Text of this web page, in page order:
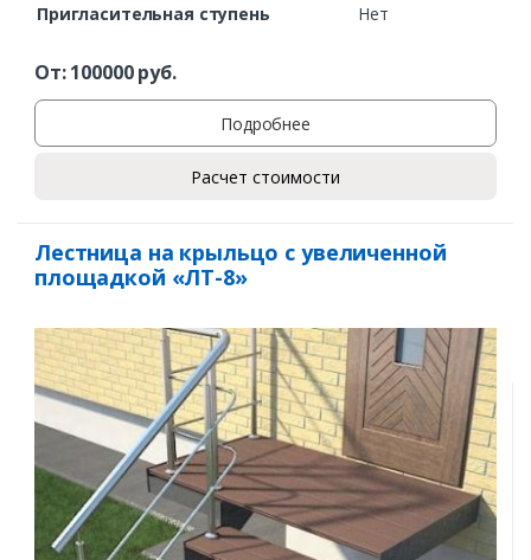
Пригласительная ступень
Нет
От:100000руб.
Подробнее
Расчет стоимости
Лестница на крыльцо с увеличенной
площадкой «ЛТ-8»